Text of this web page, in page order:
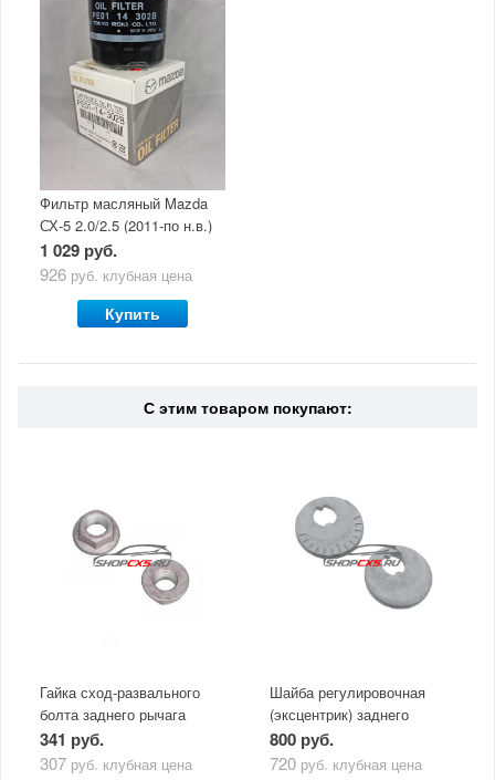
Фильтр масляный Mazda
СХ-5 2.0/2.5 (2011-по н.в.)
1 029 руб.
926 руб. клубная цена
Купить
С этим товаром покупают:
Гайка сход-развального
болта заднего рычага
Mazda
341 руб.
307 руб. клубная цена
Шайба регулировочная
(эксцентрик) заднего
рычага Mazda
800 руб.
720 руб. клубная цена